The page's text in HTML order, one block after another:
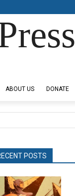
ABOUT US DONATE
POSTS